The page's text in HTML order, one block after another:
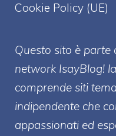
Cookie Policy (UE)
Questo sito è parte
network IsayBlog!
comprende siti
indipendente che
appassionati ed